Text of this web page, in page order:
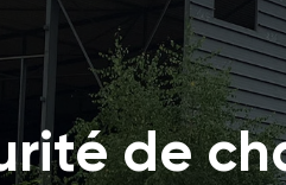
de